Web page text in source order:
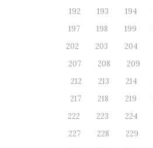
192
193 194
197
198 199
202
203 204
207
208 209
212
213 214
217
218 219
222
223 224
227
228 229